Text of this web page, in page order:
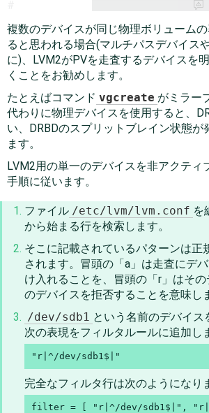
複数のデバイスが同じ物理ボリューム
ると思われる場合(マルチパスデバイス
に)、LVM2がPVを走査するデバイスを
くことをお勧めします。
たとえばコマンド vgcreate がミラー
代わりに物理デバイスを使用すると、
い、DRBDのスプリットブレイン状態が
ます。
LVM2用の単一のデバイスを非アクティ
手順に従います。
ファイル /etc/lvm/lvm.conf を
から始まる行を検索します。
そこに記載されているパターンは正
されます。冒頭の 「a 」 は走査にデ
け入れることを、冒頭の 「r 」 はそ
のデバイスを拒否することを意味し
/dev/sdb1 という名前のデバイス
次の表現をフィルタルールに追加し
"r|^/dev/sdb1$|"
完全なフィルタ行は次のようになり
filter = [ "r|^/dev/sdb1$|",